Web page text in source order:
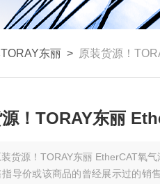
东丽 > 原装货源！
！TORAY东丽
货源！TORAY东丽 EtherCAT氧气
导价或该商品的曾经展示过的销